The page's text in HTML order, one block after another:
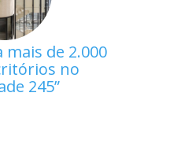
mais de 2.000
no
245